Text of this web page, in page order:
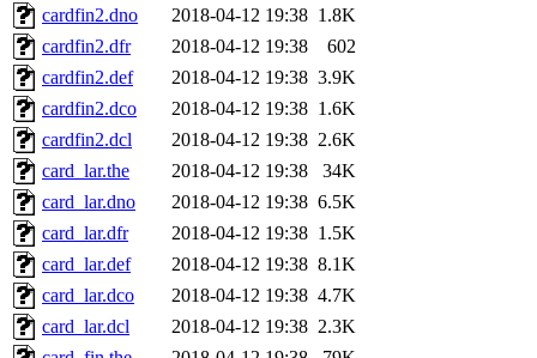
cardfin2.dno
2018-04-12 19:38 1.8K
cardfin2.dfr
2018-04-12 19:38
602
cardfin2.def
2018-04-12 19:38 3.9K
cardfin2.dco
2018-04-12 19:38 1.6K
cardfin2.dcl
2018-04-12 19:38 2.6K
card_lar.the
2018-04-12 19:38
34K
card_lar.dno
2018-04-12 19:38 6.5K
card_lar.dfr
2018-04-12 19:38 1.5K
card_lar.def
2018-04-12 19:38 8.1K
card_lar.dco
2018-04-12 19:38 4.7K
card_lar.dcl
2018-04-12 19:38 2.3K